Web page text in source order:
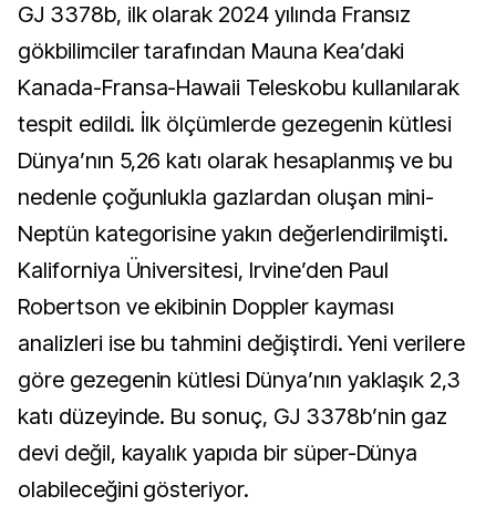
GJ 3378b, ilk olarak 2024 yılında Fransız
gökbilimciler tarafından Mauna Kea’daki
Kanada-Fransa-Hawaii Teleskobu kullanılarak
tespit edildi. İlk ölçümlerde gezegenin kütlesi
Dünya’nın 5,26 katı olarak hesaplanmış ve bu
nedenle çoğunlukla gazlardan oluşan mini-
Neptün kategorisine yakın değerlendirilmişti.
Kaliforniya Üniversitesi, Irvine’den Paul
Robertson ve ekibinin Doppler kayması
analizleri ise bu tahmini değiştirdi. Yeni verilere
göre gezegenin kütlesi Dünya’nın yaklaşık 2,3
katı düzeyinde. Bu sonuç, GJ 3378b’nin gaz
devi değil, kayalık yapıda bir süper-Dünya
olabileceğini gösteriyor.